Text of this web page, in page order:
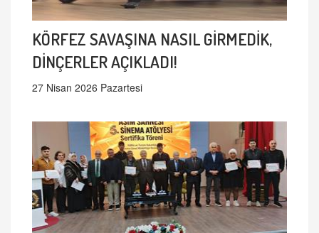
KÖRFEZ SAVAŞINA NASIL GİRMEDİK,
DİNÇERLER AÇIKLADI!
27 Nisan 2026 Pazartesi